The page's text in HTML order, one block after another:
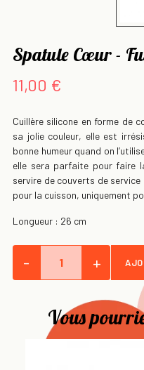
Spatule Cœur -
11,00 €
Cuillère silicone en forme de
sa jolie couleur, elle est
bonne humeur quand on
elle sera parfaite pour faire
servire de couverts de
pour la cuisson, uniquement
Longueur : 26 cm
- +
Vous